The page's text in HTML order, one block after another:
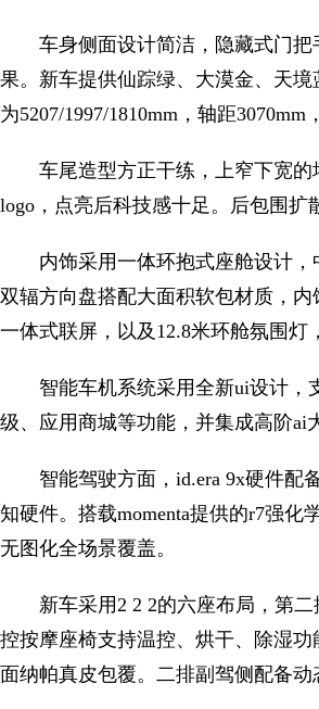
车身侧面设计简洁，隐藏式门
果。新车提供仙踪绿、大漠金、天
为5207/1997/1810mm，轴距
车尾造型方正干练，上窄下宽
logo，点亮后科技感十足。后包围
内饰采用一体环抱式座舱设计
双辐方向盘搭配大面积软包材质，
一体式联屏，以及12.8米环舱氛围灯
智能车机系统采用全新ui设计，
级、应用商城等功能，并集成高阶ai
智能驾驶方面，id.era 9x硬件配
知硬件。搭载momenta提供的r7强
无图化全场景覆盖。
新车采用2 2 2的六座布局，第
控按摩座椅支持温控、烘干、除湿
面纳帕真皮包覆。二排副驾侧配备